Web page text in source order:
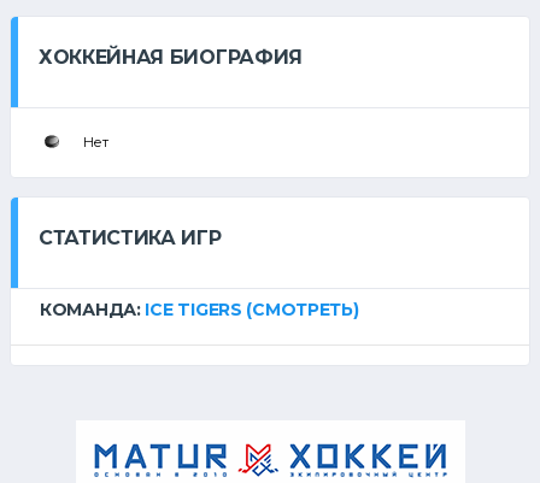
ХОККЕЙНАЯ БИОГРАФИЯ
Нет
СТАТИСТИКА ИГР
КОМАНДА: ICE TIGERS (СМОТРЕТЬ)